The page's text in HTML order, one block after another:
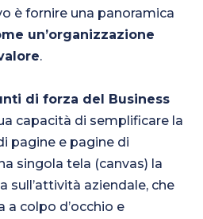
è fornire una panoramica
un’organizzazione
.
di forza del Business
capacità di semplificare la
pagine e pagine di
singola tela (canvas) la
sull’attività aziendale, che
a colpo d’occhio e